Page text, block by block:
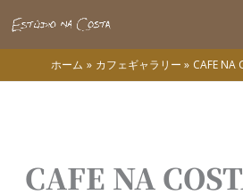
容
ス
ホーム カフェギャラリー CAFE NA
CAFE NA